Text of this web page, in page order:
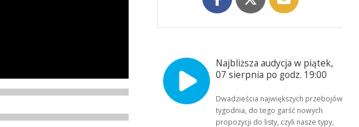
Najbliższa audycja w piątek,
07 sierpnia po godz. 19:00
Dwadzieścia największych przebojów
tygodnia, do tego garść nowych
propozycji do listy, czyli nasze typy,